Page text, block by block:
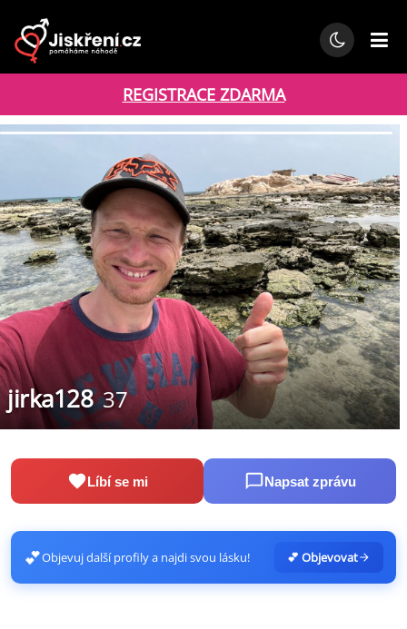
REGISTRACE ZDARMA
jirka128 37
Líbí se mi Napsat zprávu
💕Objevuj další profily a najdi svou lásku! 💕 Objevovat